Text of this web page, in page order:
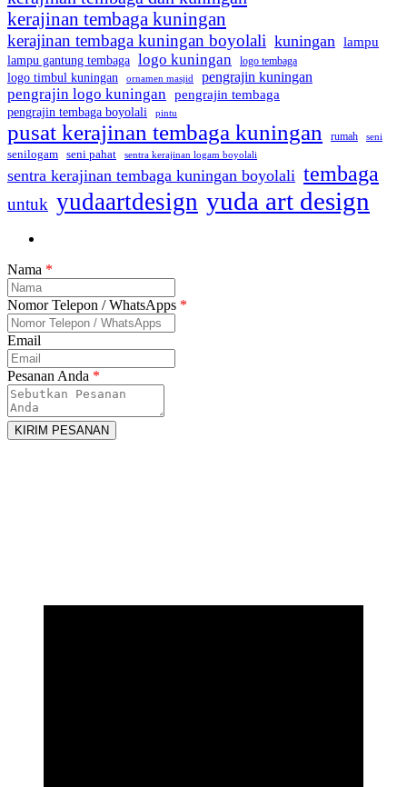
kerajinan tembaga kuningan
kerajinan tembaga kuningan boyolali kuningan lampu
lampu gantung tembaga logo kuningan logo tembaga
logo timbul kuningan ornamen masjid pengrajin kuningan
pengrajin logo kuningan
pengrajin tembaga
pengrajin tembaga boyolali
pintu
pusat kerajinan tembaga kuningan rumah seni
senilogam seni pahat sentra kerajinan logam boyolali
sentra kerajinan tembaga kuningan boyolali tembaga
untuk yudaartdesign yuda art design
Nama *
Nomor Telepon / WhatsApps *
Email
Pesanan Anda *